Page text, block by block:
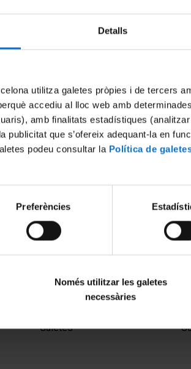
Detalls
utilitza galetes pròpies i de tercers
accediu al lloc web amb
amb finalitats estadístiques
publicitat que s’ofereix adequant-la en
podeu consultar la Política de
Preferències
Només utilitzar les galetes
necessàries
Galetes